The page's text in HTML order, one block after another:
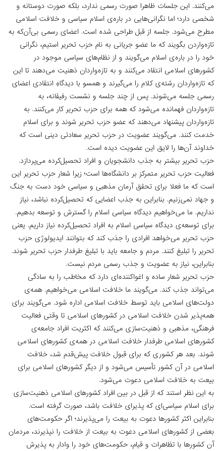
می‌کنند. این جلسات ظاهرا صورت رسمی ندارد، بلکه صورت دوستانه و
شخصی دارد؛ اما نگرانی‌هایی در باره‌ی اسلام سیاسی و خلافت اسلامی
مطرح می‌شود. جلسه از قبل طراحی شده است. اعضای رسمی بی‌آن‌که به
تازه‌واردن بگویند که ما عضو جریانی به نام حزب تحریر استیم، نگرانی
خود را در باره‌ی اسلام می‌گویند و از نظام‌های سیاسی موجود در
کشورهای اسلامی انتقاد می‌کنند و به تازه‌واردان ذهنیت می‌دهند تا این
‌که تازه‌واردان رشته‌ی کلام را می‌گیرند و همسو با دیدگاهِ انتقادی اعضای
رسمی جلسه می‌شوند. پس از چند جلسه و نشست رفیقانه، به
تازه‌واردان فهمانده می‌شود که همه برای حزب تحریر کار می‌کنند. به
تازه‌واردان پیشنهاد می‌دهند که عضو حزب تحریر شوند و برای اسلام
خدمت کنند. می‌گویند عضویت در حزب تحریر سعادتی دینی است‌ که
خداوند آن‌ها را لایق این عضویت دیده است.
حزب تحریر بیشتر به جذب دانشجویان و افراد تحصیل‌کرده می‌پردازد.
فعالیت حزب تحریر متمرکز بر دانشگاه‌ها است؛ زیرا شعار حزب تحریر این
است‌ که ما فعلا برای تحقق آرمان مذهبی و سیاسی خود دست به جنگ
و جهاد نمی‌زنیم. بنابراین به جذب اعضایی ‌که تحصیل‌کرده نباشد، نیاز
نداریم. ما می‌خواهیم دیدگاه سیاسی اسلام را گسترش و توسعه بدهیم.
برای توسعه‌ی دیدگاه سیاسی اسلام به افراد تحصیل‌کرده نیاز داریم. یعنی
حزب تحریر می‌خواهد افرادی را جذب کند که بتوانند ایدیولوژی حزب
تحریر را تبلیغ کنند. مردم و جامعه باید با تبلیغ طرفدار حزب تحریر شوند.
بنابراین، نیاز به عضویت و جذب رسمی مردم نیست.
حزب تحریر شعار ساده و اغواکننده‌ای دارد که مخاطب را به سادگی
می‌تواند جذب کند. می‌گویند ما خلافت اسلامی می‌خواهیم. همه‌ی
دولت‌های اسلامی باید توسط خلافت اسلامی اداره شود. می‌گویند برای
همه‌پذیر شدن خلافت اسلامی در کشورهای اسلامی تا وقتی فعالیت
فرهنگی، مذهبی و ذهنیت‌سازی می‌کنند که اکثریت افراد جامعه‌ی
کشورهای اسلامی طرفدار خلافت اسلامی در همه‌ی کشورهای اسلامی
شوند. بعد هر کشوری‌ که برای قبول خلافت پیش‌قدم شد، خلافت
اسلامی در آن کشور تأسیس می‌شود و از دیگر کشورهای اسلامی برای
بیعت به خلافت اسلامی دعوت می‌شود.
به این نظر استند که از قبل در بین افراد کشورهای اسلامی ذهنیت‌سازی
برای اسلام سیاسی‌ای که پذیرای خلافت باشد، صورت گرفته است.
بنابراین اکثر کشورها دعوت به بیعت را می‌پذیرند؛ اگر حکومت‌های
بعضی از کشورهای اسلامی دعوت به بیعت از خلافت را نپذیرند، مردمان
آن کشورها با تظاهرات و قیام، حکومت‌های خود را وادار به پذیرش